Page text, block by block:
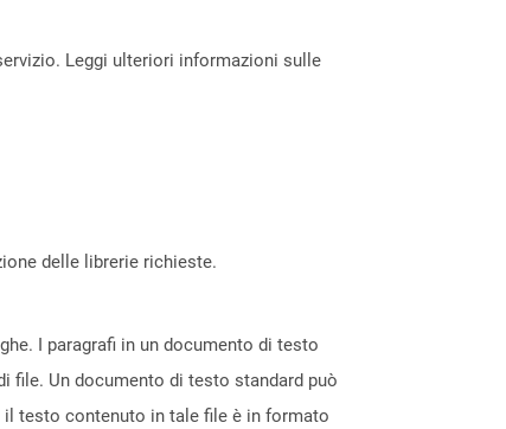
Leggi ulteriori informazioni sulle
delle librerie richieste.
I paragrafi in un documento di testo
file. Un documento di testo standard può
testo contenuto in tale file è in formato